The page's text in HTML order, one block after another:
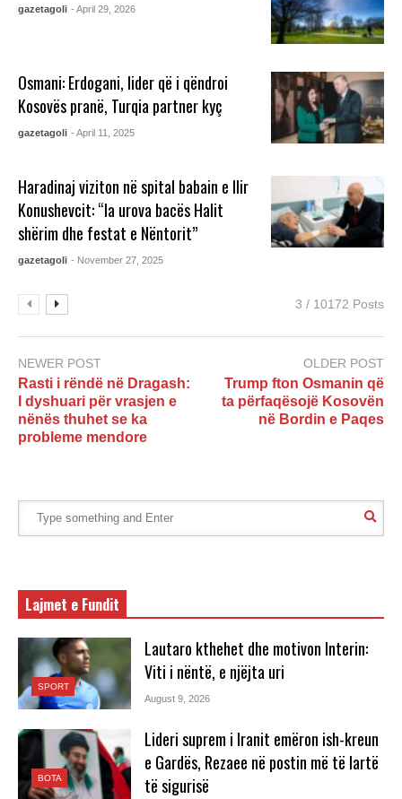
gazetagoli - April 29, 2026
Osmani: Erdogani, lider që i qëndroi
Kosovës pranë, Turqia partner kyç
gazetagoli - April 11, 2025
Haradinaj viziton në spital babain e Ilir
Konushevcit: “Ia urova bacës Halit
shërim dhe festat e Nëntorit”
gazetagoli - November 27, 2025
3 / 10172 Posts
NEWER POST
Rasti i rëndë në Dragash:
I dyshuari për vrasjen e
nënës thuhet se ka
probleme mendore
OLDER POST
Trump fton Osmanin që
ta përfaqësojë Kosovën
në Bordin e Paqes
Lajmet e Fundit
SPORT
Lautaro kthehet dhe motivon Interin:
Viti i nëntë, e njëjta uri
August 9, 2026
BOTA
Lideri suprem i Iranit emëron ish-kreun
e Gardës, Rezaee në postin më të lartë
të sigurisë